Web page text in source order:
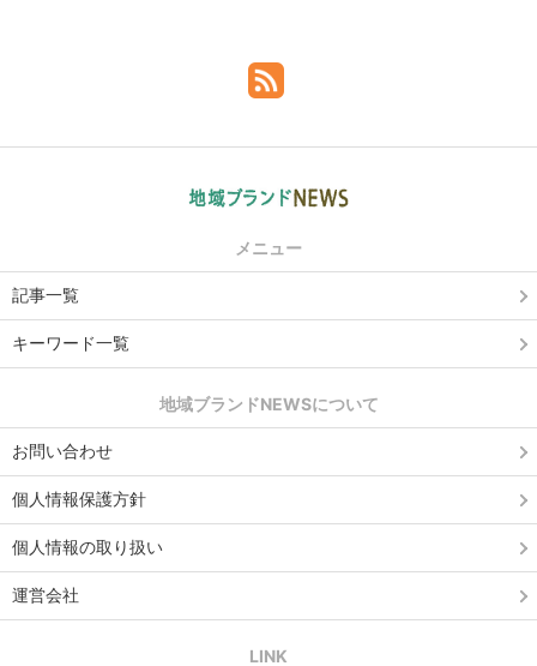
メニュー
記事一覧
キーワード一覧
地域ブランドNEWSについて
お問い合わせ
個人情報保護方針
個人情報の取り扱い
運営会社
LINK